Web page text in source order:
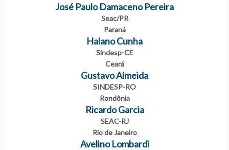
José Paulo Damaceno Pereira
Seac/PR
Paraná
Halano Cunha
Sindesp-CE
Ceará
Gustavo Almeida
SINDESP-RO
Rondônia
Ricardo Garcia
SEAC-RJ
Rio de Janeiro
Avelino Lombardi